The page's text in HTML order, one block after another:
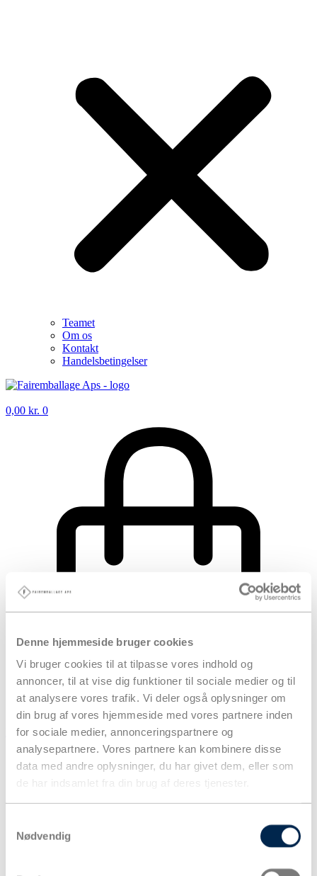
Denne hjemmeside bruger cookies
Vi bruger cookies til at tilpasse vores indhold og
annoncer, til at vise dig funktioner til sociale medier og til
at analysere vores trafik. Vi deler også oplysninger om
din brug af vores hjemmeside med vores partnere inden
for sociale medier, annonceringspartnere og
analysepartnere. Vores partnere kan kombinere disse
data med andre oplysninger, du har givet dem, eller som
de har indsamlet fra din brug af deres tjenester.
Nødvendig
Teamet
Om os
Kontakt
Handelsbetingelser
0,00 kr. 0
Kurv
Produkter